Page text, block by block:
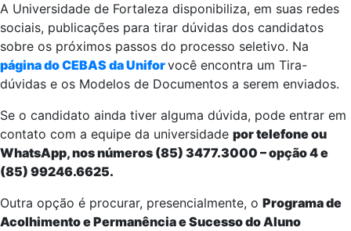
A Universidade de Fortaleza disponibiliza, em suas redes
sociais, publicações para tirar dúvidas dos candidatos
sobre os próximos passos do processo seletivo. Na
página do CEBAS da Uniforvocê encontra um Tira-
dúvidas e os Modelos de Documentos a serem enviados.
Se o candidato ainda tiver alguma dúvida, pode entrar em
contato com a equipe da universidade por telefone ou
WhatsApp, nos números (85) 3477.3000 – opção 4 e
(85) 99246.6625.
Outra opção é procurar, presencialmente, o Programa de
Acolhimento e Permanência e Sucesso do Aluno